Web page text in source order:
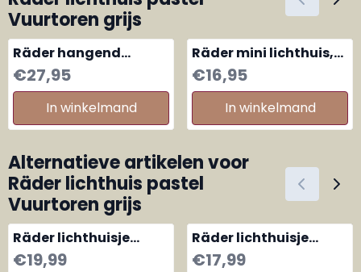
Vuurtoren grijs
Räder hangend
lichthuis, light house
Rechthoekig large
Prijs: 27,95
€27,95
In winkelmand
Räder mini lichthuis,
lighthouse
Dreamhouse
Prijs: 16,95
€16,95
In winkelmand
Alternatieve artikelen voor
Räder lichthuis pastel
Vuurtoren grijs
Räder lichthuisje
pastel beige
Prijs: 19,99
€19,99
Räder lichthuisje
pastel geel lemon
Prijs: 17,99
€17,99